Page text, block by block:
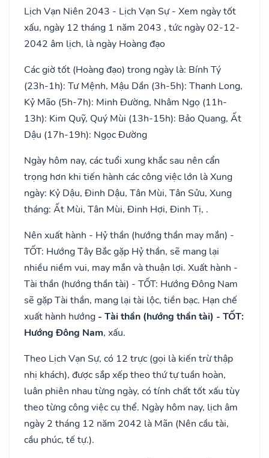
Lịch Vạn Niên 2043 - Lịch Vạn Sự - Xem ngày tốt
xấu, ngày 12 tháng 1 năm 2043 , tức ngày 02-12-
2042 âm lịch, là ngày Hoàng đạo
Các giờ tốt (Hoàng đạo) trong ngày là: Bính Tý
(23h-1h): Tư Mệnh, Mậu Dần (3h-5h): Thanh Long,
Kỷ Mão (5h-7h): Minh Đường, Nhâm Ngọ (11h-
13h): Kim Quỹ, Quý Mùi (13h-15h): Bảo Quang, Ất
Dậu (17h-19h): Ngọc Đường
Ngày hôm nay, các tuổi xung khắc sau nên cẩn
trọng hơn khi tiến hành các công việc lớn là Xung
ngày: Kỷ Dậu, Đinh Dậu, Tân Mùi, Tân Sửu, Xung
tháng: Ất Mùi, Tân Mùi, Đinh Hợi, Đinh Tị, .
Nên xuất hành - Hỷ thần (hướng thần may mắn) -
TỐT: Hướng Tây Bắc gặp Hỷ thần, sẽ mang lại
nhiều niềm vui, may mắn và thuận lợi. Xuất hành -
Tài thần (hướng thần tài) - TỐT: Hướng Đông Nam
sẽ gặp Tài thần, mang lại tài lộc, tiền bạc. Hạn chế
xuất hành hướng - Tài thần (hướng thần tài) - TỐT:
Hướng Đông Nam, xấu.
Theo Lịch Vạn Sự, có 12 trực (gọi là kiến trừ thập
nhị khách), được sắp xếp theo thứ tự tuần hoàn,
luân phiên nhau từng ngày, có tính chất tốt xấu tùy
theo từng công việc cụ thể. Ngày hôm nay, lịch âm
ngày 2 tháng 12 năm 2042 là Mãn (Nên cầu tài,
cầu phúc, tế tự.).